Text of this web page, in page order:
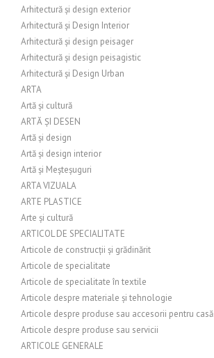
Arhitectură și design exterior
Arhitectură și Design Interior
Arhitectură și design peisager
Arhitectură și design peisagistic
Arhitectură și Design Urban
ARTA
Artă și cultură
ARTĂ ȘI DESEN
Artă și design
Artă și design interior
Artă și Meșteșuguri
ARTA VIZUALA
ARTE PLASTICE
Arte și cultură
ARTICOL DE SPECIALITATE
Articole de construcții și grădinărit
Articole de specialitate
Articole de specialitate în textile
Articole despre materiale și tehnologie
Articole despre produse sau accesorii pentru casă
Articole despre produse sau servicii
ARTICOLE GENERALE